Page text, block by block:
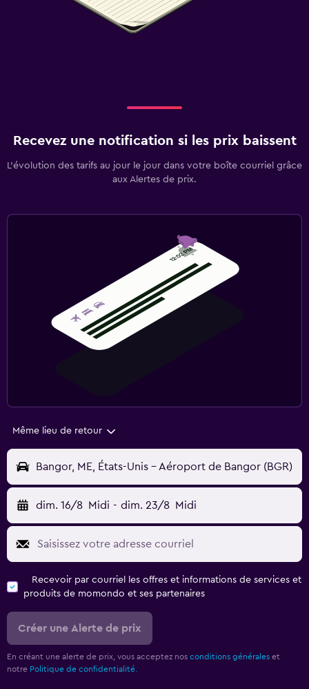
Recevez une notification si les prix baissent
L’évolution des tarifs au jour le jour dans votre boîte courriel grâce
aux Alertes de prix.
Même lieu de retour
Bangor, ME, États-Unis - Aéroport de Bangor (BGR)
dim. 16/8 Midi - dim. 23/8 Midi
Recevoir par courriel les offres et informations de services et
produits de momondo et ses partenaires
Créer une Alerte de prix
En créant une alerte de prix, vous acceptez nos conditions générales et
notre Politique de confidentialité.